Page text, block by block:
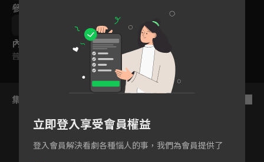
參與演員
內容標籤
普遍級
集數列表
立即登入享受會員權益
登入會員解決看劇各種惱人的事，我們為會員提供了